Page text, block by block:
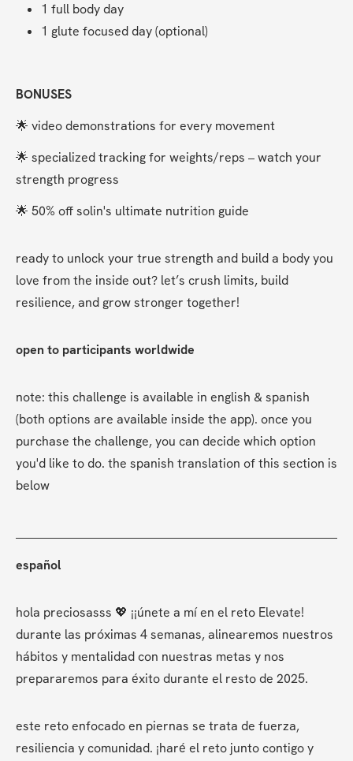
1 full body day
1 glute focused day (optional)
BONUSES
🌟 video demonstrations for every movement
🌟 specialized tracking for weights/reps – watch your
strength progress
🌟 50% off solin's ultimate nutrition guide
ready to unlock your true strength and build a body you
love from the inside out? let’s crush limits, build
resilience, and grow stronger together!
open to participants worldwide
note: this challenge is available in english & spanish
(both options are available inside the app). once you
purchase the challenge, you can decide which option
you'd like to do. the spanish translation of this section is
below
español
hola preciosasss 💖 ¡¡únete a mí en el reto Elevate!
durante las próximas 4 semanas, alinearemos nuestros
hábitos y mentalidad con nuestras metas y nos
prepararemos para éxito durante el resto de 2025.
este reto enfocado en piernas se trata de fuerza,
resiliencia y comunidad. ¡haré el reto junto contigo y